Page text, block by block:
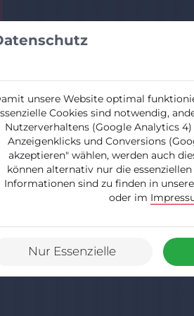
unsere Website optimal
Cookies sind notwendig,
Nutzerverhaltens (Google Analytics
Anzeigenklicks und Conversions
akzeptieren" wählen, werden auch
können alternativ nur die essenziellen
Informationen sind zu finden in
oder im
Nur Essenzielle